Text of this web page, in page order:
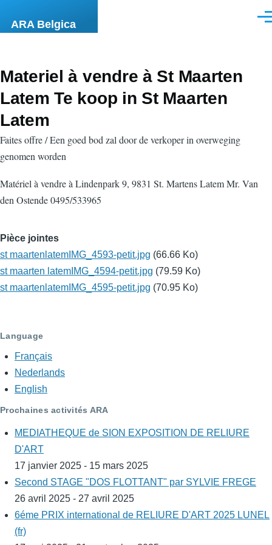
ARA Belgica
Materiel à vendre à St Maarten
Latem Te koop in St Maarten
Latem
Faites offre / Een goed bod zal door de verkoper in overweging
genomen worden
Matériel à vendre à Lindenpark 9, 9831 St. Martens Latem Mr. Van
den Ostende 0495/533965
Pièce jointes
st maartenlatemIMG_4593-petit.jpg (66.66 Ko)
st maarten latemIMG_4594-petit.jpg (79.59 Ko)
st maartenlatemIMG_4595-petit.jpg (70.95 Ko)
Language
Français
Nederlands
English
Prochaines activités ARA
MEDIATHEQUE de SION EXPOSITION DE RELIURE
D'ART
17 janvier 2025 - 15 mars 2025
Second STAGE "DOS FLOTTANT" par SYLVIE FREGE
26 avril 2025 - 27 avril 2025
6éme PRIX international de RELIURE D'ART 2025 LUNEL
(fr)